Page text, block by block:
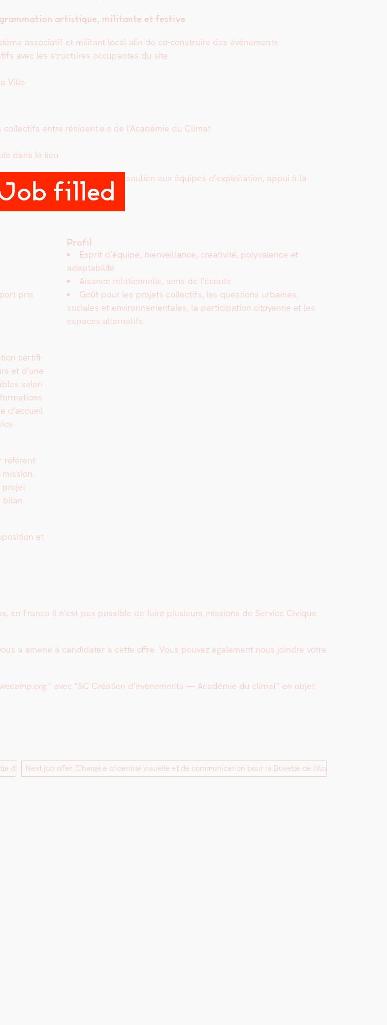
filled
artis­tique, mil­i­tante et fes­tive
asso­ci­atif et mil­i­tant local afin de co-con­stru­ire des événe­ments
avec les struc­tures occu­pantes du site
Ville
entre résident.e.s de l’Académie du Cli­mat
dans le lieu
: réu­nions d’équipe, sou­tien aux équipes d’exploitation, appui à la
end…
pris
cer­ti­fi­
et d’une
selon
d’ac­cueil
référent
pro­jet
bilan
et
Profil
Esprit d’équipe, bien­veil­lance, créa­tiv­ité, poly­va­lence et
adapt­abil­ité
Aisance rela­tion­nelle, sens de l’écoute
Goût pour les pro­jets col­lec­tifs, les ques­tions urbaines,
sociales et envi­ron­nemen­tales, la par­tic­i­pa­tion citoyenne et les
espaces alter­nat­ifs
en France il n’est pas pos­si­ble de faire plusieurs mis­sions de Ser­vice Civique
a amené à can­di­dater à cette offre. Vous pou­vez égale­ment nous join­dre votre
avec “SC Créa­tion d’événe­ments — Académie du cli­mat” en objet
des Amarres]
Next job offer [Chargé.e d’identité visuelle et de communication pour la Buvette de l’Académie du